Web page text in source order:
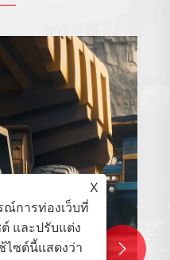

X
ณ์การท่องเว็บที่
และปรับแต่ง
ไซต์นี้แสดงว่า